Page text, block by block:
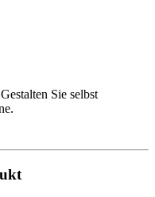
Sie selbst